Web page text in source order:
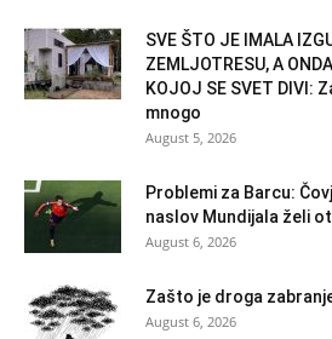
SVE ŠTO JE IMALA
ZEMLJOTRESU, A
KOJOJ SE SVET DIVI:
mnogo
August 5, 2026
Problemi za Barcu:
naslov Mundijala želi
August 6, 2026
Zašto je droga
August 6, 2026